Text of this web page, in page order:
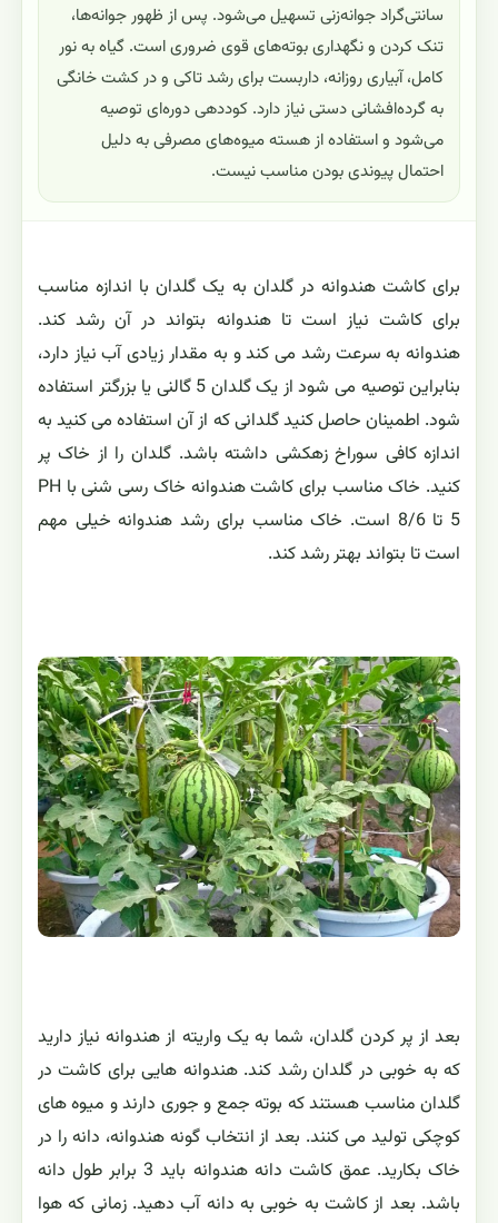
سانتی‌گراد جوانه‌زنی تسهیل می‌شود. پس از ظهور جوانه‌ها،
تنک کردن و نگهداری بوته‌های قوی ضروری است. گیاه به نور
کامل، آبیاری روزانه، داربست برای رشد تاکی و در کشت خانگی
به گرده‌افشانی دستی نیاز دارد. کوددهی دوره‌ای توصیه
می‌شود و استفاده از هسته میوه‌های مصرفی به دلیل
احتمال پیوندی بودن مناسب نیست.
برای کاشت هندوانه در گلدان به یک گلدان با اندازه مناسب
برای کاشت نیاز است تا هندوانه بتواند در آن رشد کند.
هندوانه به سرعت رشد می کند و به مقدار زیادی آب نیاز دارد،
بنابراین توصیه می شود از یک گلدان 5 گالنی یا بزرگتر استفاده
شود. اطمینان حاصل کنید گلدانی که از آن استفاده می کنید به
اندازه کافی سوراخ زهکشی داشته باشد. گلدان را از خاک پر
کنید. خاک مناسب برای کاشت هندوانه خاک رسی شنی با PH
5 تا 8/6 است. خاک مناسب برای رشد هندوانه خیلی مهم
است تا بتواند بهتر رشد کند.
بعد از پر کردن گلدان، شما به یک واریته از هندوانه نیاز دارید
که به خوبی در گلدان رشد کند. هندوانه هایی برای کاشت در
گلدان مناسب هستند که بوته جمع و جوری دارند و میوه های
کوچکی تولید می کنند. بعد از انتخاب گونه هندوانه، دانه را در
خاک بکارید. عمق کاشت دانه هندوانه باید 3 برابر طول دانه
باشد. بعد از کاشت به خوبی به دانه آب دهید. زمانی که هوا